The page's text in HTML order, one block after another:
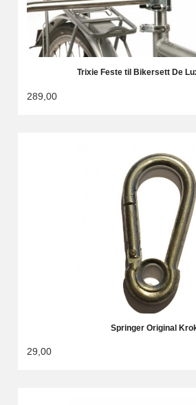
Trixie Feste til Bikersett De
289,00
Springer Original
29,00